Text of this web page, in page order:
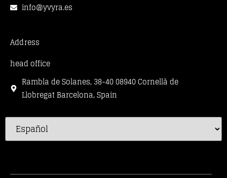
info@yvyra.es
Address
head office
Rambla de Solanes, 38-40 08940 Cornellà de
Llobregat Barcelona, Spain